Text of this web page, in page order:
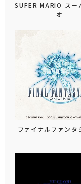
SUPER MARIO スー
オ
ファイナルファンタ